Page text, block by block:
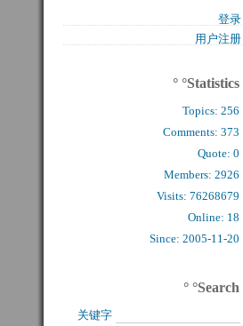
登录
用户注册
° °Statistics
Topics:256
Comments: 373
Quote: 0
Members: 2926
Visits: 76268679
Online: 18
Since: 2005-11-20
° °Search
关键字